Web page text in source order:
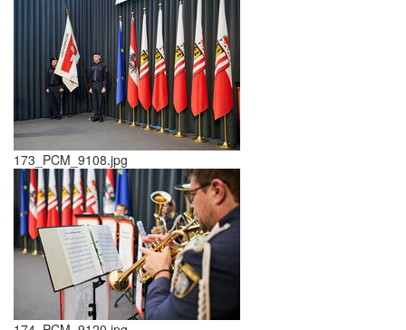
173_PCM_9108.jpg